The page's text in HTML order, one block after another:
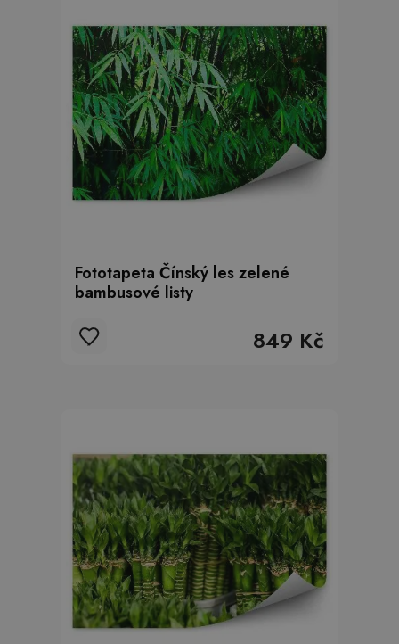
Fototapeta Čínský les zelené
bambusové listy
849 Kč